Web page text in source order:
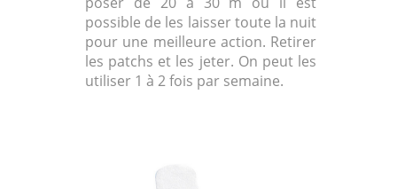
possible de les laisser toute la nuit
pour une meilleure action. Retirer
les patchs et les jeter. On peut les
utiliser 1 à 2 fois par semaine.